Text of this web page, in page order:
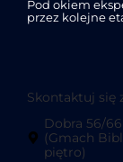
Pod okiem
przez kolejne
Skontaktuj się
Dobra 56/66
(Gmach
piętro)